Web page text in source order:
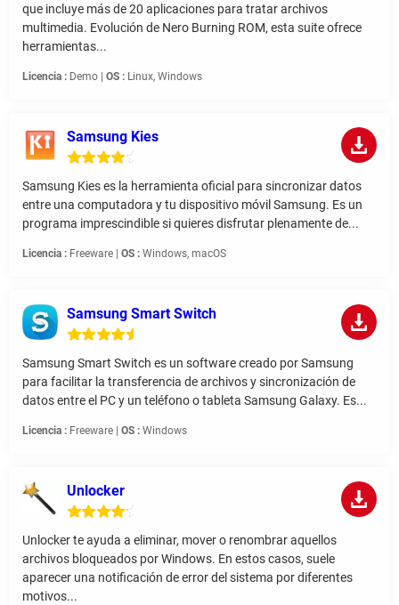
que incluye más de 20 aplicaciones para tratar archivos
multimedia. Evolución de Nero Burning ROM, esta suite ofrece
herramientas...
Licencia : Demo | OS : Linux, Windows
Samsung Kies
Samsung Kies es la herramienta oficial para sincronizar datos
entre una computadora y tu dispositivo móvil Samsung. Es un
programa imprescindible si quieres disfrutar plenamente de...
Licencia : Freeware | OS : Windows, macOS
Samsung Smart Switch
Samsung Smart Switch es un software creado por Samsung
para facilitar la transferencia de archivos y sincronización de
datos entre el PC y un teléfono o tableta Samsung Galaxy. Es...
Licencia : Freeware | OS : Windows
Unlocker
Unlocker te ayuda a eliminar, mover o renombrar aquellos
archivos bloqueados por Windows. En estos casos, suele
aparecer una notificación de error del sistema por diferentes
motivos...